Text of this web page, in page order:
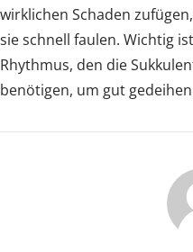
wirklichen Schaden
sie schnell faulen. Wichtig
Rhythmus, den die
benötigen, um gut